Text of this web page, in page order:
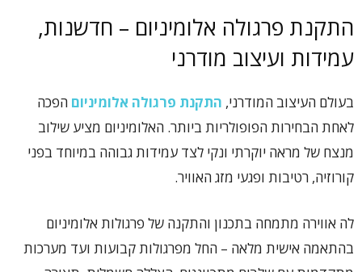
התקנת פרגולה אלומיניום – חדשנות,
עמידות ועיצוב מודרני
בעולם העיצוב המודרני, התקנת פרגולה אלומיניום הפכה
לאחת הבחירות הפופולריות ביותר. האלומיניום מציע שילוב
מנצח של מראה יוקרתי ונקי לצד עמידות גבוהה במיוחד בפני
קורוזיה, רטיבות ופגעי מזג האוויר.
לה אווירה מתמחה בתכנון והתקנה של פרגולות אלומיניום
בהתאמה אישית מלאה – החל מפרגולות קבועות ועד מערכות